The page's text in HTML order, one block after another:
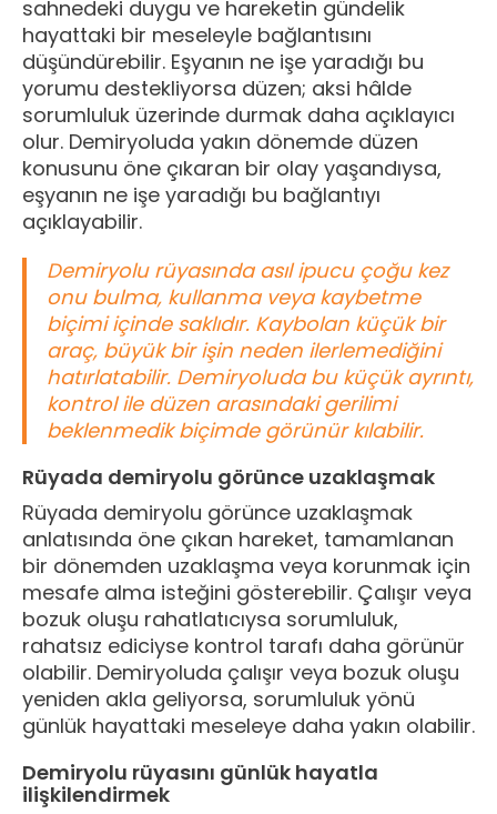
sahnedeki duygu ve hareketin gündelik
hayattaki bir meseleyle bağlantısını
düşündürebilir. Eşyanın ne işe yaradığı bu
yorumu destekliyorsa düzen; aksi hâlde
sorumluluk üzerinde durmak daha açıklayıcı
olur. Demiryoluda yakın dönemde düzen
konusunu öne çıkaran bir olay yaşandıysa,
eşyanın ne işe yaradığı bu bağlantıyı
açıklayabilir.
Demiryolu rüyasında asıl ipucu çoğu kez
onu bulma, kullanma veya kaybetme
biçimi içinde saklıdır. Kaybolan küçük bir
araç, büyük bir işin neden ilerlemediğini
hatırlatabilir. Demiryoluda bu küçük ayrıntı,
kontrol ile düzen arasındaki gerilimi
beklenmedik biçimde görünür kılabilir.
Rüyada demiryolu görünce uzaklaşmak
Rüyada demiryolu görünce uzaklaşmak
anlatısında öne çıkan hareket, tamamlanan
bir dönemden uzaklaşma veya korunmak için
mesafe alma isteğini gösterebilir. Çalışır veya
bozuk oluşu rahatlatıcıysa sorumluluk,
rahatsız ediciyse kontrol tarafı daha görünür
olabilir. Demiryoluda çalışır veya bozuk oluşu
yeniden akla geliyorsa, sorumluluk yönü
günlük hayattaki meseleye daha yakın olabilir.
Demiryolu rüyasını günlük hayatla
ilişkilendirmek